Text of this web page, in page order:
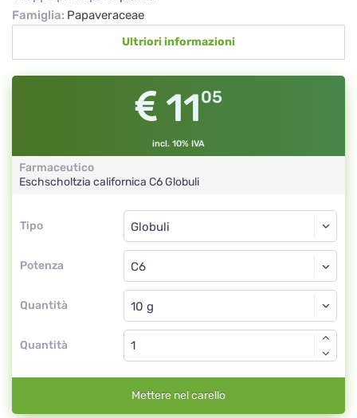
Famiglia: Papaveraceae
Ultriori informazioni
1105
incl. 10% IVA
Farmaceutico
Eschscholtzia californica C6Globuli
Tipo
Tipo
Potenza
Globuli
C6
Quantità
Globuli
Quantità
Mettere nel carello